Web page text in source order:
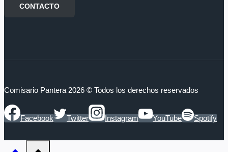
CONTACTO
Comisario Pantera 2026 © Todos los derechos reservados
Facebook Twitter Instagram YouTube Spotify